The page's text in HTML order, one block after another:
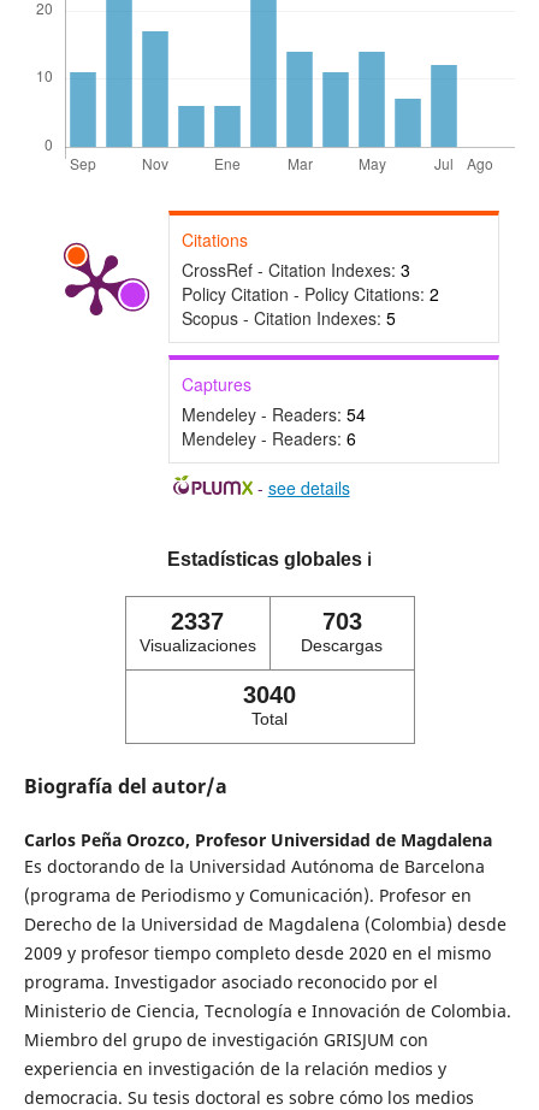
Citations
CrossRef - Citation Indexes: 3
Policy Citation - Policy Citations: 2
Scopus - Citation Indexes: 5
Captures
Mendeley - Readers: 54
Mendeley - Readers: 6
- see details
Estadísticas globales ℹ️
2337
Visualizaciones
703
Descargas
3040
Total
Biografía del autor/a
Carlos Peña Orozco, Profesor Universidad de Magdalena
Es doctorando de la Universidad Autónoma de Barcelona
(programa de Periodismo y Comunicación). Profesor en
Derecho de la Universidad de Magdalena (Colombia) desde
2009 y profesor tiempo completo desde 2020 en el mismo
programa. Investigador asociado reconocido por el
Ministerio de Ciencia, Tecnología e Innovación de Colombia.
Miembro del grupo de investigación GRISJUM con
experiencia en investigación de la relación medios y
democracia. Su tesis doctoral es sobre cómo los medios